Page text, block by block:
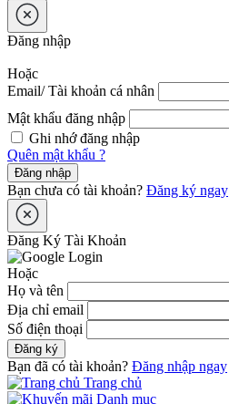
Đăng nhập
Hoặc
Email/ Tài khoản cá nhân
Mật khẩu đăng nhập
Ghi nhớ đăng nhập
Quên mật khẩu ?
Đăng nhập
Bạn chưa có tài khoản? Đăng ký ngay
Đăng Ký Tài Khoản
Hoặc
Họ và tên
Địa chỉ email
Số điện thoại
Đăng ký
Bạn đã có tài khoản? Đăng nhập ngay
Trang chủ
Danh mục